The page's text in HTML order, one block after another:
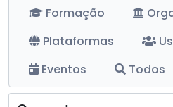
Formação
Plataformas
Eventos
Todos